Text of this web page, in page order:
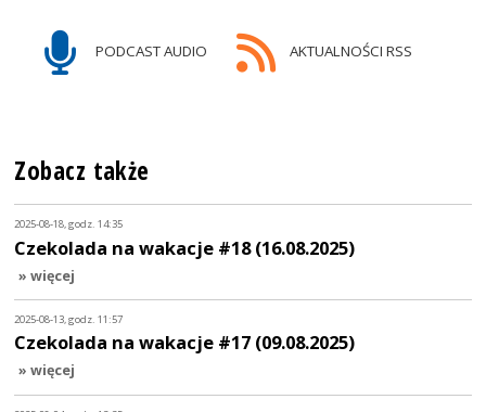
PODCAST AUDIO AKTUALNOŚCI RSS
Zobacz także
2025-08-18, godz. 14:35
Czekolada na wakacje #18 (16.08.2025)
» więcej
2025-08-13, godz. 11:57
Czekolada na wakacje #17 (09.08.2025)
» więcej